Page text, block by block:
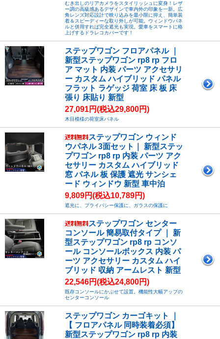
むき出しのリアカメラをスタイリッシュに変身！レザ
ー調の高級感あるデザインで車内外の印象を一新。広
角レンズ対応設計で映り込みを最小限に抑え、簡単装
着＆スピーディーな取り外しが可能。ウィンドウパネ
ルと併用すれば完全遮光も実現。愛車をスマートに格
上げするドラレコカバーです！
ステップワゴン フロアパネル ｜
新型ステップワゴン rp8 rp フロ
ア マット 内装 パーツ アクセサリ
ー カスタム ハイブリッド パネル
フラット ラゲッジ 荷室 床 板 床
張り 床貼り 新型
27,091円(税込29,800円)
木目模様の荷室床パネル
ステップワゴン ウィンド
ウパネル 3面セット｜ 新型ステッ
プワゴン rp8 rp 内装 パーツ アク
セサリー カスタム ハイブリッド
窓 パネル 板 保護 遮光 サンシェ
ード ウィンドウ 新型 車中泊
9,809円(税込10,789円)
遮光に、プライバシー保護に、ガラスの保護に
ステップワゴン センター
コンソール 簡易取付タイプ ｜ 新
型ステップワゴン rp8 rp コンソ
ール コンソールボックス 内装 パ
ーツ アクセサリー カスタム ハイ
ブリッド 収納 アームレスト 新型
22,546円(税込24,800円)
既存コンソールにかぶせて設置。機能性大幅アップの
センターコンソール
ステップワゴン カーゴキット ｜
【 フロアパネル 同時装着必須】
新型ステップワゴン rp8 rp 内装